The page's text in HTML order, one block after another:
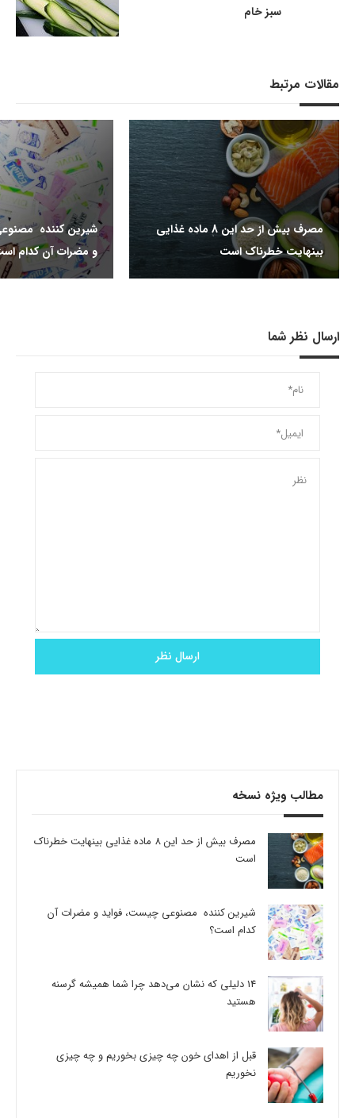
سبز خام
مقالات مرتبط
مصرف بیش از حد این 8 ماده غذایی
بینهایت خطرناک است
شیرین کننده
و مضرات آن کدام
ارسال نظر شما
مطالب ویژه نسخه
مصرف بیش از حد این 8 ماده غذایی بینهایت خطرناک
است
شیرین کننده مصنوعی چیست، فواید و مضرات آن
کدام است؟
14 دلیلی که نشان می‌دهد چرا شما همیشه گرسنه
هستید
قبل از اهدای خون چه چیزی بخوریم و چه چیزی
نخوریم